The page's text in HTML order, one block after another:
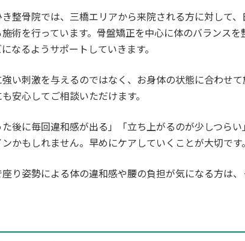
き整骨院では、三橋エリアから来院される方に対して
施術を行っています。骨盤矯正を中心に体のバランス
なるようサポートしていきます。
い刺激を与えるのではなく、お身体の状態に合わせ
安心してご相談いただけます。
た後に毎回違和感が出る」「立ち上がるのが少しつら
かもしれません。早めにケアしていくことが大切です。
座り姿勢による体の違和感や腰の負担が気になる方は